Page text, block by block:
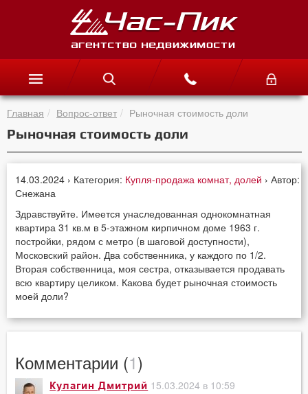
Главная Вопрос-ответ Рыночная стоимость доли
Рыночная стоимость доли
14.03.2024 › Категория: Купля-продажа комнат, долей › Автор:
Снежана
Здравствуйте. Имеется унаследованная однокомнатная
квартира 31 кв.м в 5-этажном кирпичном доме 1963 г.
постройки, рядом с метро (в шаговой доступности),
Московский район. Два собственника, у каждого по 1/2.
Вторая собственница, моя сестра, отказывается продавать
всю квартиру целиком. Какова будет рыночная стоимость
моей доли?
Комментарии (1)
Кулагин Дмитрий 15.03.2024 в 10:59